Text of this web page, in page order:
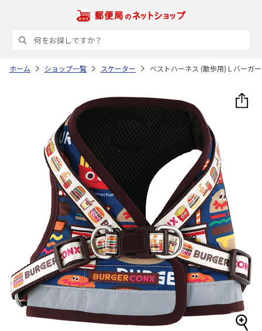
ホーム ショップ一覧 スケーター ベストハーネス (散歩用) L バーガ